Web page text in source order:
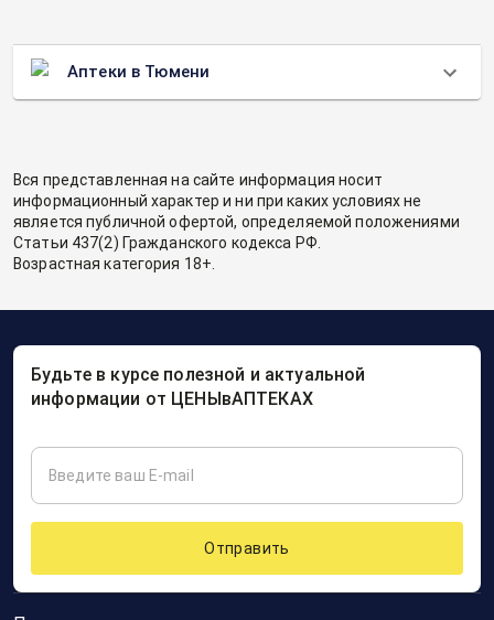
Аптеки в Тюмени
Вся представленная на сайте информация носит
информационный характер и ни при каких условиях не
является публичной офертой, определяемой положениями
Статьи 437(2) Гражданского кодекса РФ.
Возрастная категория 18+.
Будьте в курсе полезной и актуальной
информации от ЦЕНЫвАПТЕКАХ
Отправить